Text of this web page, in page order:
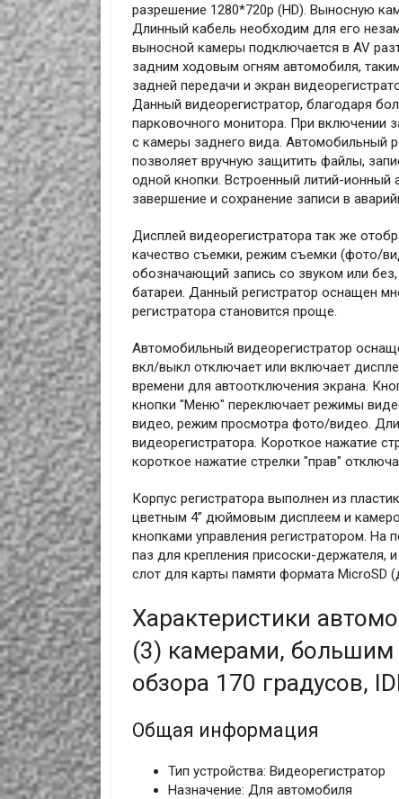
разрешение 1280*720p (HD). Выносную
Длинный кабель необходим для его
выносной камеры подключается в AV
задним ходовым огням автомобиля,
задней передачи и экран
Данный видеорегистратор, благодаря
парковочного монитора. При включении
с камеры заднего вида. Автомобильный
позволяет вручную защитить файлы,
одной кнопки. Встроенный литий-ионный
завершение и сохранение записи в
Дисплей видеорегистратора так же
качество съемки, режим съемки (фото/
обозначающий запись со звуком или
батареи. Данный регистратор оснащен
регистратора становится проще.
Автомобильный видеорегистратор
вкл/выкл отключает или включает
времени для автоотключения экрана.
кнопки "Меню" переключает режимы
видео, режим просмотра фото/видео.
видеорегистратора. Короткое нажатие
короткое нажатие стрелки "прав"
Корпус регистратора выполнен из
цветным 4” дюймовым дисплеем и
кнопками управления регистратором. На
паз для крепления присоски-держателя,
слот для карты памяти формата MicroSD
Характеристики
(3) камерами,
обзора 170 градусов,
Общая информация
Тип устройства: Видеорегистратор
Назначение: Для автомобиля